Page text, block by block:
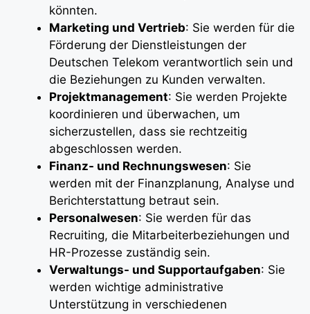
könnten.
Marketing und Vertrieb: Sie werden für die
Förderung der Dienstleistungen der
Deutschen Telekom verantwortlich sein und
die Beziehungen zu Kunden verwalten.
Projektmanagement: Sie werden Projekte
koordinieren und überwachen, um
sicherzustellen, dass sie rechtzeitig
abgeschlossen werden.
Finanz- und Rechnungswesen: Sie
werden mit der Finanzplanung, Analyse und
Berichterstattung betraut sein.
Personalwesen: Sie werden für das
Recruiting, die Mitarbeiterbeziehungen und
HR-Prozesse zuständig sein.
Verwaltungs- und Supportaufgaben: Sie
werden wichtige administrative
Unterstützung in verschiedenen